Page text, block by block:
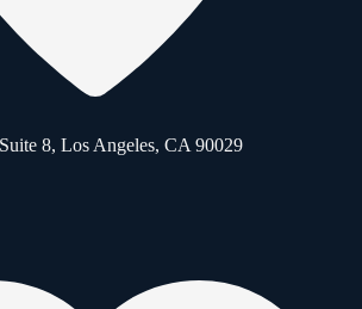
8, Los Angeles, CA 90029